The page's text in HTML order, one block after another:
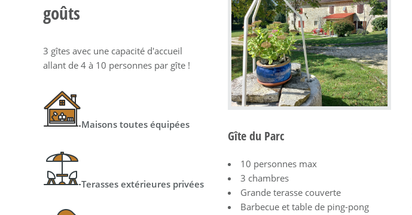
goûts
3 gîtes avec une capacité d'accueil
allant de 4 à 10 personnes par gîte !
Maisons toutes équipées
Terasses extérieures privées
Gîte du Parc
10 personnes max
3 chambres
Grande terasse couverte
Barbecue et table de ping-pong